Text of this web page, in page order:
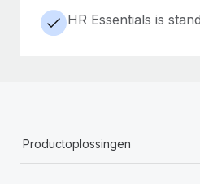
HR Essentials is
Productoplossingen